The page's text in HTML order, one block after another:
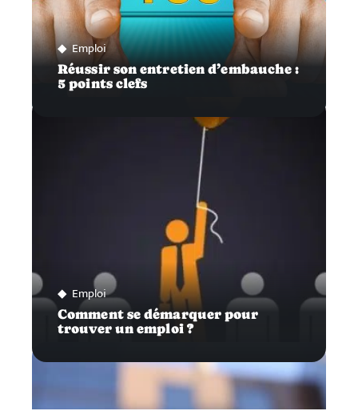
Emploi
Réussir son entretien d’embauche :
5 points clefs
Emploi
Comment se démarquer pour
trouver un emploi ?